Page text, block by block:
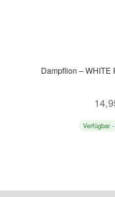
Dampflion – WHITE
Verfügbar